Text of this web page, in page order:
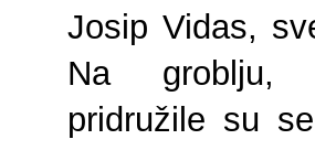
Josip Vidas,
Na groblju,
pridružile su